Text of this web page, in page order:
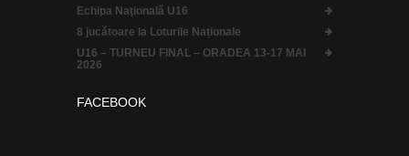
Echipa Naţională U16
8 jucătoare la Loturile Naționale
U16 – TURNEU FINAL – ORADEA 13-17 MAI
2026
FACEBOOK